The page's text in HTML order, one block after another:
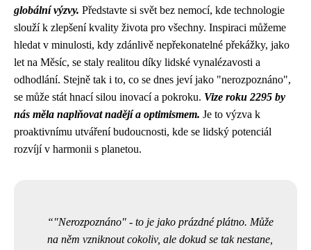
globální výzvy. Představte si svět bez nemocí, kde technologie
slouží k zlepšení kvality života pro všechny. Inspiraci můžeme
hledat v minulosti, kdy zdánlivě nepřekonatelné překážky, jako
let na Měsíc, se staly realitou díky lidské vynalézavosti a
odhodlání. Stejně tak i to, co se dnes jeví jako "nerozpoznáno",
se může stát hnací silou inovací a pokroku. Vize roku 2295 by
nás měla naplňovat nadějí a optimismem. Je to výzva k
proaktivnímu utváření budoucnosti, kde se lidský potenciál
rozvíjí v harmonii s planetou.
"Nerozpoznáno" - to je jako prázdné plátno. Může
na něm vzniknout cokoliv, ale dokud se tak nestane,